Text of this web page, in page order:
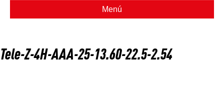
Menú
Tele-Z-4H-AAA-25-13.60-22.5-2.54